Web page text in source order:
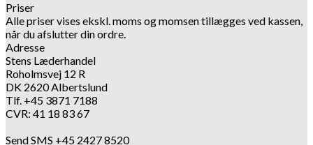
Priser
Alle priser vises ekskl. moms og momsen tillægges ved kassen,
når du afslutter din ordre.
Adresse
Stens Læderhandel
Roholmsvej 12 R
DK 2620 Albertslund
Tlf. +45 3871 7188
CVR: 41 18 83 67
Send SMS +45 2427 8520